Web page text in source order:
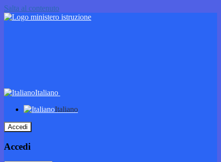
Salta al contenuto
Italiano
Italiano
Accedi
Accedi